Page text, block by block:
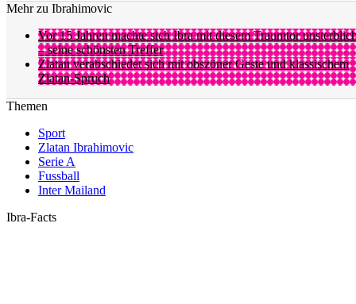
Mehr zu Ibrahimovic
Vor 15 Jahren machte sich Ibra mit diesem Traumtor
– seine schönsten Treffer
Zlatan verabschiedet sich mit obszöner Geste und klassischem
Zlatan-Spruch
Themen
Sport
Zlatan Ibrahimovic
Serie A
Fussball
Inter Mailand
Ibra-Facts